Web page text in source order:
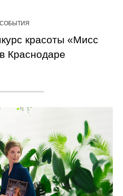
СОБЫТИЯ
красоты «Мисс
Краснодаре